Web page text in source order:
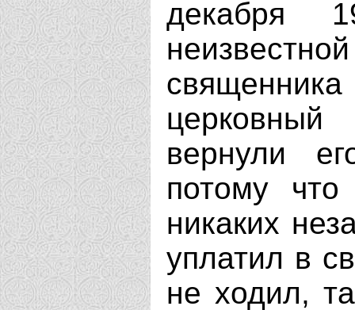
декабря
вернули
потому
никаких
уплатил в
не ходил,